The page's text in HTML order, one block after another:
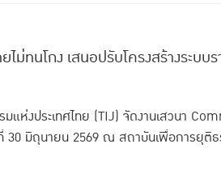
ไม่ทนโกง เสนอปรับโครงสร้างระบ
แห่งประเทศไทย (TIJ) จัดงานเสวนา
30 มิถุนายน 2569 ณ สถาบันเพื่อการยุติธ